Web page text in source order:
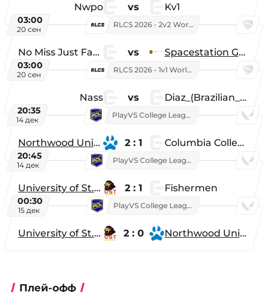
Nwpo vs Kv1
03:00
20 сен
RLCS 2026 - 2v2 World Championship
No Miss Just Fake vs Spacestation Gaming
03:00
20 сен
RLCS 2026 - 1v1 World Championship
Nass vs Diaz_(Brazilian_Player)
20:35
14 дек
PlayVS College League 2025: Fall
Northwood University 2 : 1 Columbia College
20:45
14 дек
PlayVS College League 2025: Fall
University of St. Thomas 2 : 1 Fishermen
00:30
15 дек
PlayVS College League 2025: Fall
University of St. Thomas 2 : 0 Northwood University
Плей-офф